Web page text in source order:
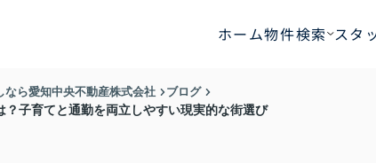
ホーム物件検索 スタ
ら愛知中央不動産株式会社
ブログ
子育てと通勤を両立しやすい現実的な街選び